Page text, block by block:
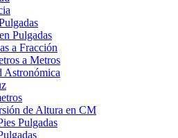
Pulgadas
a Fracción
a Metros
Astronómica
de Altura en CM
Pulgadas